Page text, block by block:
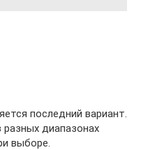
последний вариант.
диапазонах
выборе.